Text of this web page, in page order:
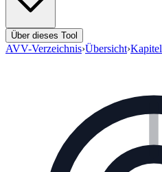
Über dieses Tool
AVV-Verzeichnis›Übersicht›Kapitel